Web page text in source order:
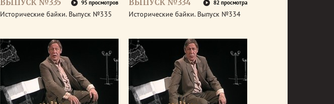
ВЫПУСК №335 95 просмотров
Исторические байки. Выпуск №335
ВЫПУСК №334 82 просмотра
Исторические байки. Выпуск №334